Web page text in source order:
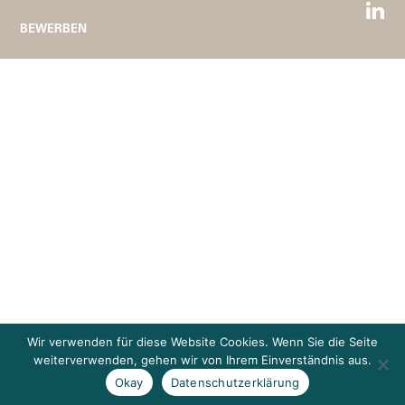
BEWERBEN
Wir verwenden für diese Website Cookies. Wenn Sie die Seite
weiterverwenden, gehen wir von Ihrem Einverständnis aus.
Okay
Datenschutzerklärung